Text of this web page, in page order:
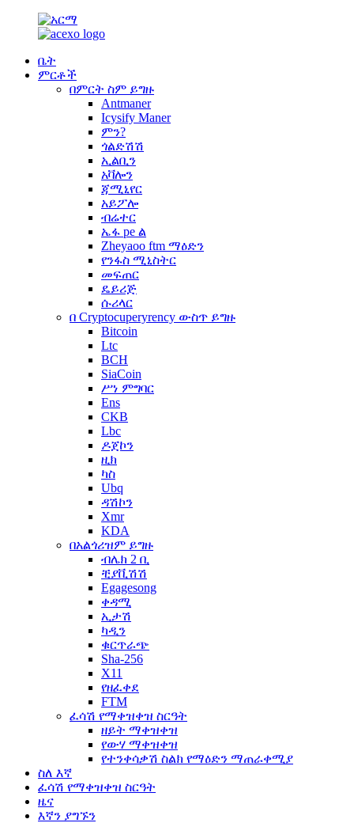
ቤት
ምርቶች
በምርት ስም ይግዙ
Antmaner
Icysify Maner
ምን?
ጎልድሽሽ
ኢልቢን
አቫሎን
ጃሚኒየር
አይፖሎ
ብሬተር
ኤፋ pe ል
Zheyaoo ftm ማዕድን
የንፋስ ሚኒስትር
መፍጠር
ዴይሪጅ
ሱሪላር
በ Cryptocuperyrency ውስጥ ይግዙ
Bitcoin
Ltc
BCH
SiaCoin
ሥነ ምግባር
Ens
CKB
Lbc
ዶጀኮን
ዚክ
ካስ
Ubq
ዳሽኮን
Xmr
KDA
በአልጎሪዝም ይግዙ
ብሌክ 2 ቢ
ቺያቪሽሽ
Egagesong
ቀዳሚ
ኢታሽ
ካዲን
ቁርጥራጭ
Sha-256
X11
የዘፈቀደ
FTM
ፈሳሽ የማቀዝቀዝ ስርዓት
ዘይት ማቀዝቀዝ
የውሃ ማቀዝቀዝ
የተንቀሳቃሽ ስልክ የማዕድን ማጠራቀሚያ
ስለ እኛ
ፈሳሽ የማቀዝቀዝ ስርዓት
ዜና
እኛን ያግኙን